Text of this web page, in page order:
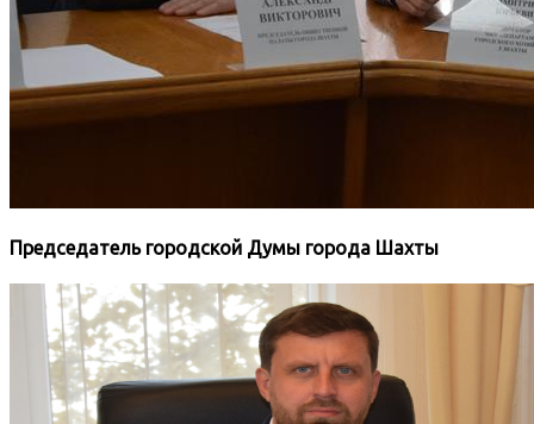
Председатель городской Думы города Шахты